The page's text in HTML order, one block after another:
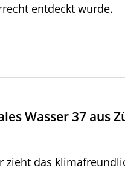
entdeckt wurde.
Wasser 37 aus
zieht das